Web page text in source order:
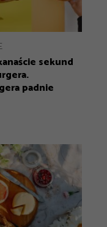
sekund
padnie